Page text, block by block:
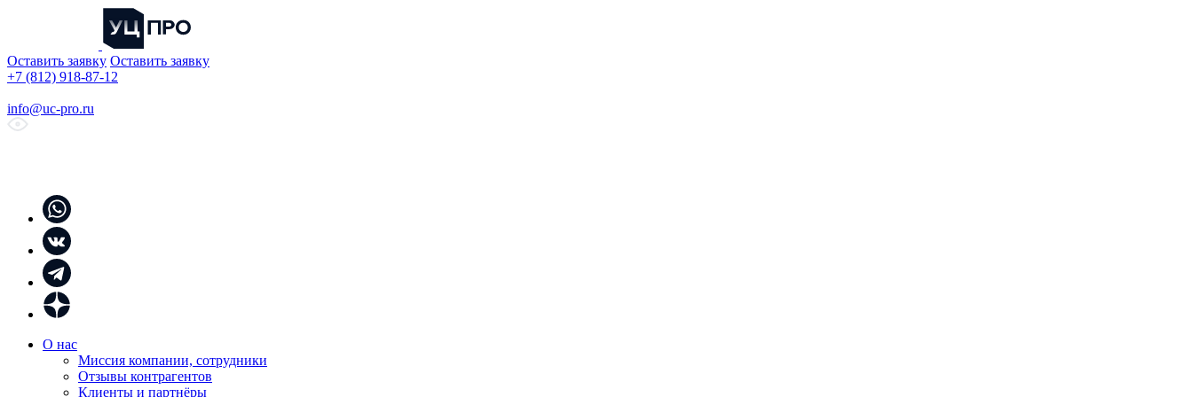
Оставить заявку Оставить заявку
+7 (812) 918-87-12
info@uc-pro.ru
О нас
Миссия компании, сотрудники
Отзывы контрагентов
Клиенты и партнёры